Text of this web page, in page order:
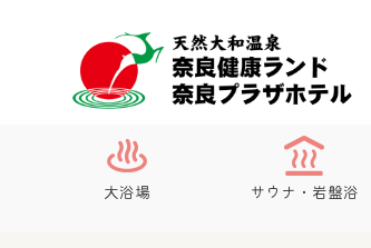
大浴場 サウナ・岩盤浴